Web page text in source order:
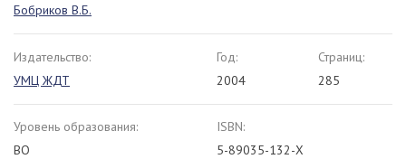
Бобриков В.Б.
Издательство:
УМЦ ЖДТ
Год:
2004
Страниц:
285
Уровень образования:
ВО
ISBN:
5-89035-132-Х